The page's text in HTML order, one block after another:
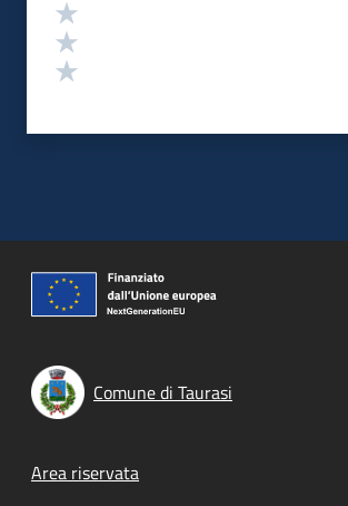
Comune di Taurasi
Footer menu
Area riservata